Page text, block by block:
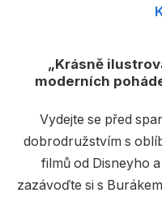
Kuchařky
Počítače
Poezie
Populárně -
Krásně
moderních
Vydejte se před
dobrodružstvím s
filmů od Disneyho
zazávoďte si s